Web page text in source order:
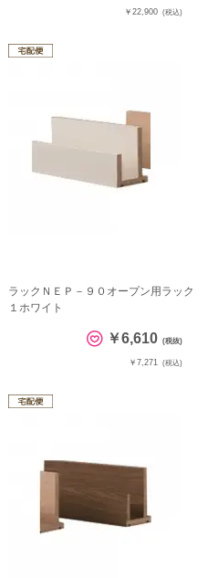
￥22,900 (税込)
ラックＮＥＰ－９０オープン用ラック
１ホワイト
￥6,610 (税抜)
￥7,271 (税込)